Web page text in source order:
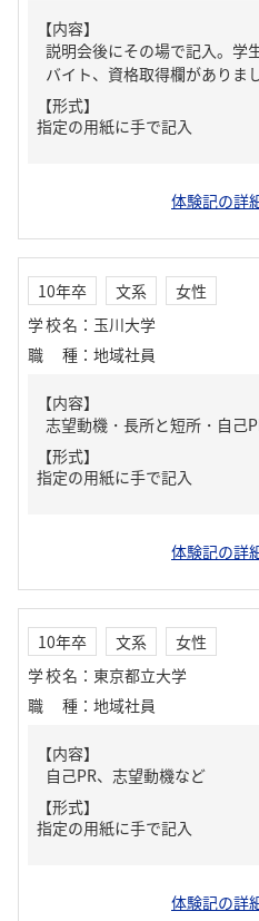
【内容】
説明会後にその場で記入。学
バイト、資格取得欄がありまし
【形式】
指定の用紙に手で記入
体験記の詳
10年卒 文系
女性
学校名 ： 玉川大学
職種 ： 地域社員
【内容】
志望動機・長所と短所・自己
【形式】
指定の用紙に手で記入
体験記の詳
10年卒 文系
女性
学校名 ： 東京都立大学
職種 ： 地域社員
【内容】
自己PR、志望動機など
【形式】
指定の用紙に手で記入
体験記の詳